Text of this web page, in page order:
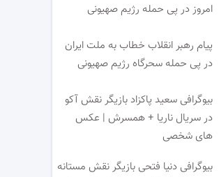
امروز در پی حمله رژیم صهیونی
پیام رهبر انقلاب خطاب به ملت ایران
در پی حمله سحرگاه رژیم صهیونی
بیوگرافی سعید پاکزاد بازیگر نقش آکو
در سریال ناریا + همسرش | عکس
های شخصی
بیوگرافی دنیا فتحی بازیگر نقش مستانه